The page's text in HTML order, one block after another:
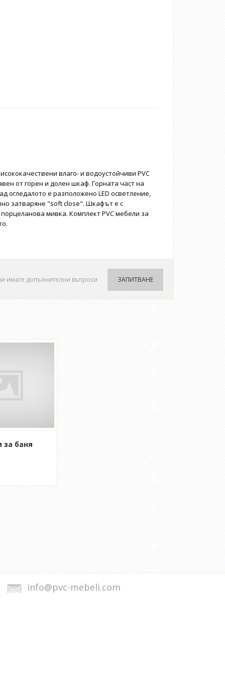
влаго- и водоустойчиви PVC
от горен и долен шкаф. Горната част на
огледалото е разположено LED осветление,
затваряне "soft close". Шкафът е с
мивка. Комплект PVC мебели за
ЗАПИТВАНЕ
имате допълнителни въпроси
за баня
info@pvc-mebeli.com